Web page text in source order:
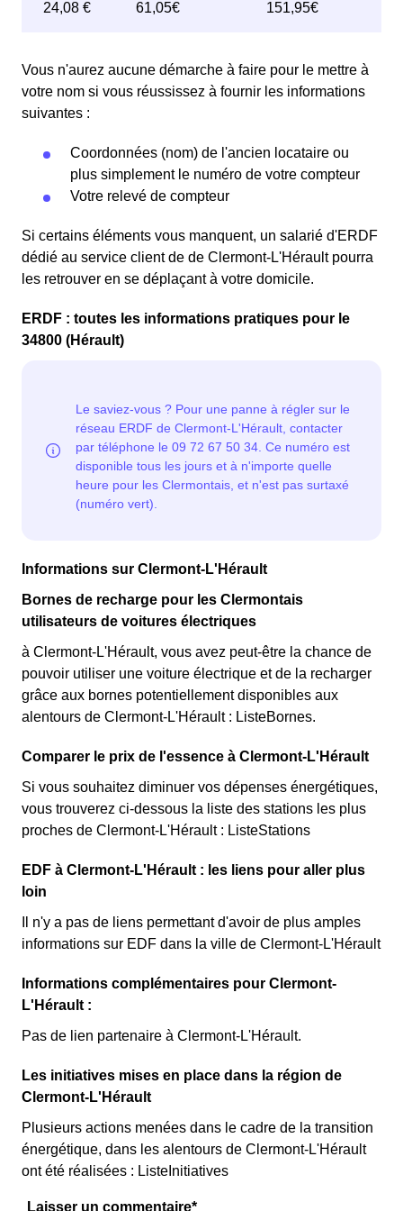
Vous n'aurez aucune démarche à faire pour le mettre à
votre nom si vous réussissez à fournir les informations
suivantes :
Coordonnées (nom) de l'ancien locataire ou
plus simplement le numéro de votre compteur
Votre relevé de compteur
Si certains éléments vous manquent, un salarié d'ERDF
dédié au service client de de Clermont-L'Hérault pourra
les retrouver en se déplaçant à votre domicile.
ERDF : toutes les informations pratiques pour le
34800 (Hérault)
Informations sur Clermont-L'Hérault
Bornes de recharge pour les Clermontais
utilisateurs de voitures électriques
à Clermont-L'Hérault, vous avez peut-être la chance de
pouvoir utiliser une voiture électrique et de la recharger
grâce aux bornes potentiellement disponibles aux
alentours de Clermont-L'Hérault : ListeBornes.
Comparer le prix de l'essence à Clermont-L'Hérault
Si vous souhaitez diminuer vos dépenses énergétiques,
vous trouverez ci-dessous la liste des stations les plus
proches de Clermont-L'Hérault : ListeStations
EDF à Clermont-L'Hérault : les liens pour aller plus
loin
Il n'y a pas de liens permettant d'avoir de plus amples
informations sur EDF dans la ville de Clermont-L'Hérault
Informations complémentaires pour Clermont-
L'Hérault :
Pas de lien partenaire à Clermont-L'Hérault.
Les initiatives mises en place dans la région de
Clermont-L'Hérault
Plusieurs actions menées dans le cadre de la transition
énergétique, dans les alentours de Clermont-L'Hérault
ont été réalisées : ListeInitiatives
Laisser un commentaire*